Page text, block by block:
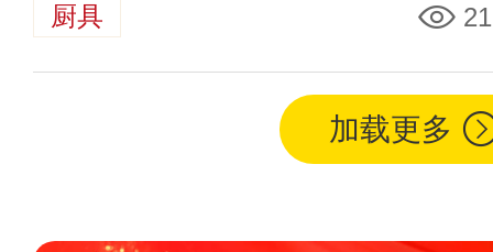
厨具
加载更多